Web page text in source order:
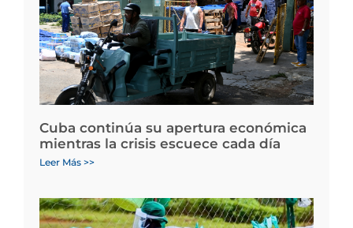
Cuba continúa su apertura económica
mientras la crisis escuece cada día
Leer Más >>